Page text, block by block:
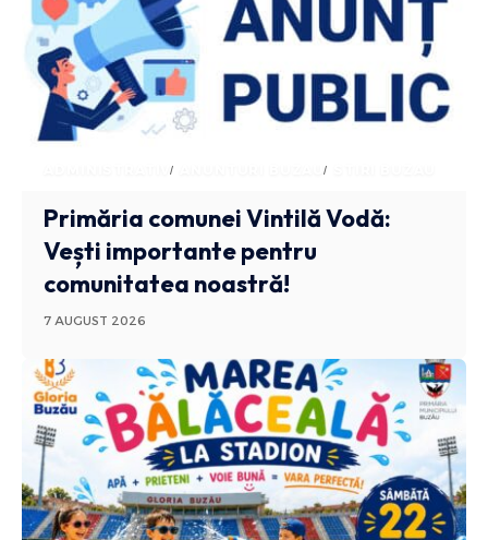
ADMINISTRATIV ANUNTURI BUZAU
Primăria comunei Vintilă Vodă:
Vești importante pentru
comunitatea noastră!
7 AUGUST 2026